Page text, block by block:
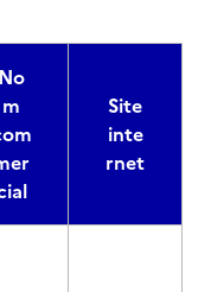
No
m
Site
inte
rnet